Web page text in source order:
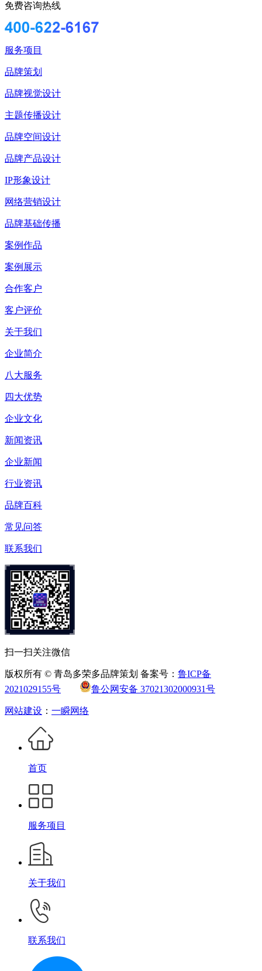
免费咨询热线
服务项目
品牌策划
品牌视觉设计
主题传播设计
品牌空间设计
品牌产品设计
IP形象设计
网络营销设计
品牌基础传播
案例作品
案例展示
合作客户
客户评价
关于我们
企业简介
八大服务
四大优势
企业文化
新闻资讯
企业新闻
行业资讯
品牌百科
常见问答
联系我们
扫一扫关注微信
版权所有 © 青岛多荣多品牌策划 备案号： 鲁ICP备
2021029155号
鲁公网安备 37021302000931号
网站建设 ： 一瞬网络
首页
服务项目
关于我们
联系我们